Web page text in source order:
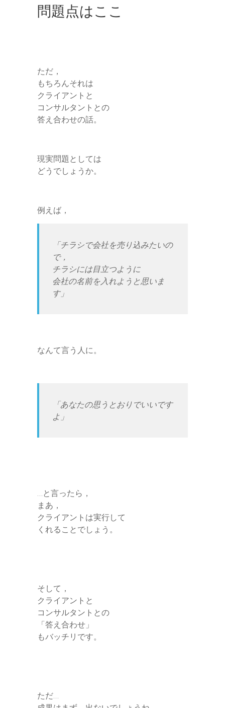
問題点はここ
ただ，
もちろんそれは
クライアントと
コンサルタントとの
答え合わせの話。
現実問題としては
どうでしょうか。
例えば，
「チラシで会社を売り込みたいの
で，
チラシには目立つように
会社の名前を入れようと思いま
す」
なんて言う人に。
「あなたの思うとおりでいいです
よ」
…と言ったら，
まあ，
クライアントは実行して
くれることでしょう。
そして，
クライアントと
コンサルタントとの
「答え合わせ」
もバッチリです。
ただ…